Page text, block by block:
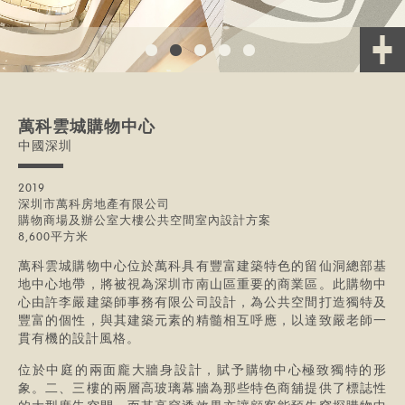
萬科雲城購物中心
中國深圳
2019
深圳市萬科房地產有限公司
購物商場及辦公室大樓公共空間室內設計方案
8,600平方米
萬科雲城購物中心位於萬科具有豐富建築特色的留仙洞總部基
地中心地帶，將被視為深圳市南山區重要的商業區。此購物中
心由許李嚴建築師事務有限公司設計，為公共空間打造獨特及
豐富的個性，與其建築元素的精髓相互呼應，以達致嚴老師一
貫有機的設計風格。
位於中庭的兩面龐大牆身設計，賦予購物中心極致獨特的形
象。二、三樓的兩層高玻璃幕牆為那些特色商舖提供了標誌性